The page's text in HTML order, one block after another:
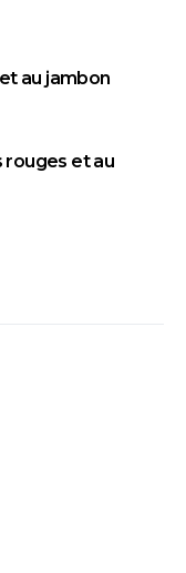
au jambon
rouges et au